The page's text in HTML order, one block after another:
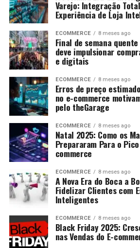
Varejo: Integração
Experiência de Loja
ECOMMERCE 8 meses ago
Final de semana
deve impulsionar
e digitais
ECOMMERCE 8 meses ago
Erros de preço
no e-commerce
pelo theGarage
ECOMMERCE 8 meses ago
Natal 2025: Como os
Prepararam Para o
commerce
ECOMMERCE 8 meses ago
A Nova Era do Boca a
Fidelizar Clientes com
Inteligentes
ECOMMERCE 8 meses ago
Black Friday 2025:
nas Vendas do E-